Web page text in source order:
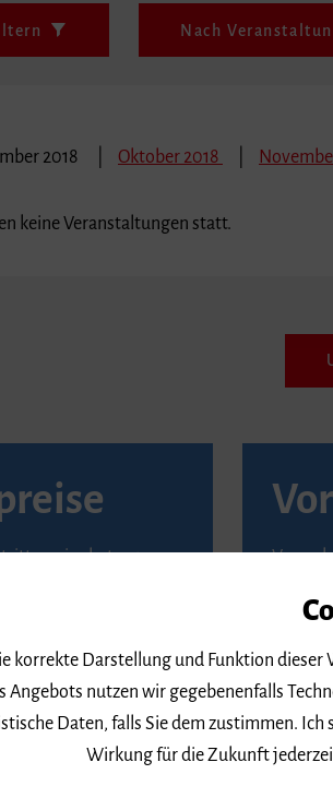
Nach
2018 Oktober 2018
keine Veranstaltungen statt.
betragen
Schülerinnen und
gegen Vorlage
Nachweises, 6 € für
zur Förderung
Freiburg e. V.
BZ-
Kaiser-
79098
Telefon
korrekte Darstellung und Funktion
Angebots nutzen wir gegebenenfalls
Daten, falls Sie dem zustimmen.
Wirkung für die Zukunft